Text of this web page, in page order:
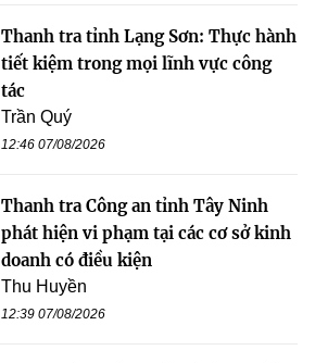
Thanh tra tỉnh Lạng Sơn: Thực hành
tiết kiệm trong mọi lĩnh vực công
tác
Trần Quý
12:46 07/08/2026
Thanh tra Công an tỉnh Tây Ninh
phát hiện vi phạm tại các cơ sở kinh
doanh có điều kiện
Thu Huyền
12:39 07/08/2026